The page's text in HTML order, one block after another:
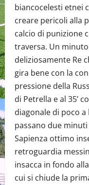
biancocelesti etnei
creare pericoli alla
calcio di punizione
traversa. Un
deliziosamente Re
gira bene con la
pressione della
di Petrella e al 35’
diagonale di poco a
passano due
Sapienza ottimo
retroguardia
insacca in fondo
cui si chiude la